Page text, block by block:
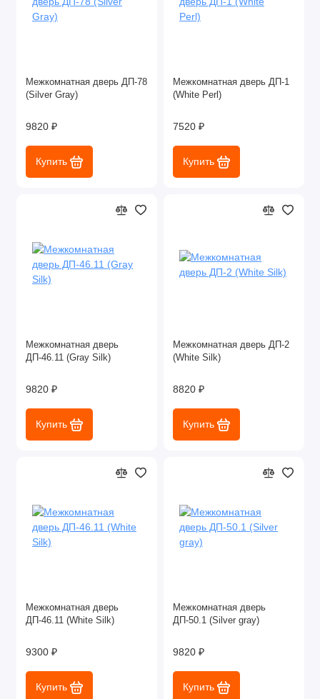
Межкомнатная дверь ДП-78
(Silver Gray)
9820 ₽
Купить
Межкомнатная дверь ДП-1
(White Perl)
7520 ₽
Купить
Межкомнатная дверь
ДП-46.11 (Gray Silk)
9820 ₽
Купить
Межкомнатная дверь ДП-2
(White Silk)
8820 ₽
Купить
Межкомнатная дверь
ДП-46.11 (White Silk)
9300 ₽
Купить
Межкомнатная дверь
ДП-50.1 (Silver gray)
9820 ₽
Купить